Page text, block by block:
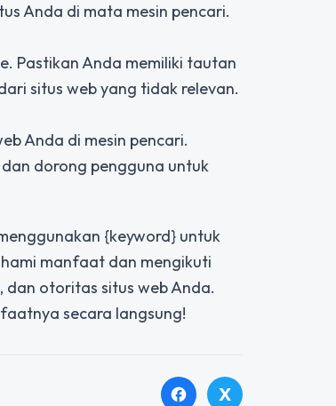
Anda di mata mesin pencari.
Pastikan Anda memiliki tautan
situs web yang tidak relevan.
Anda di mesin pencari.
dorong pengguna untuk
{keyword} untuk
manfaat dan mengikuti
otoritas situs web Anda.
secara langsung!
facebook X